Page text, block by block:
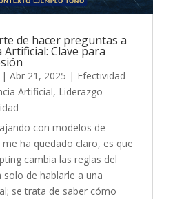
de hacer preguntas a
Clave para
| Abr 21, 2025 | Efectividad
Artificial, Liderazgo
con modelos de
ha quedado claro, es que
cambia las reglas del
de hablarle a una
se trata de saber cómo